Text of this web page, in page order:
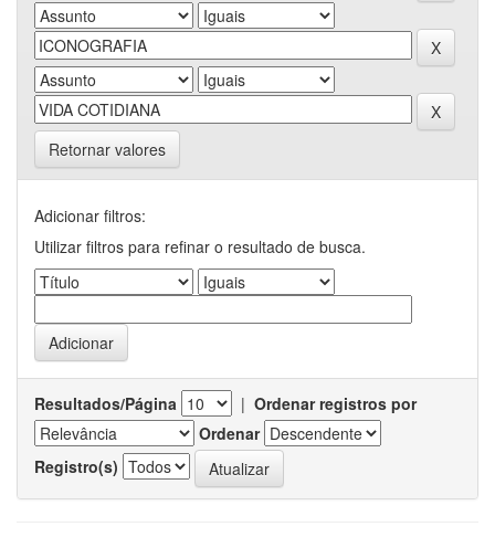
Retornar valores
Adicionar filtros:
Utilizar filtros para refinar o resultado de busca.
Resultados/Página | Ordenar registros por
Ordenar
Registro(s)